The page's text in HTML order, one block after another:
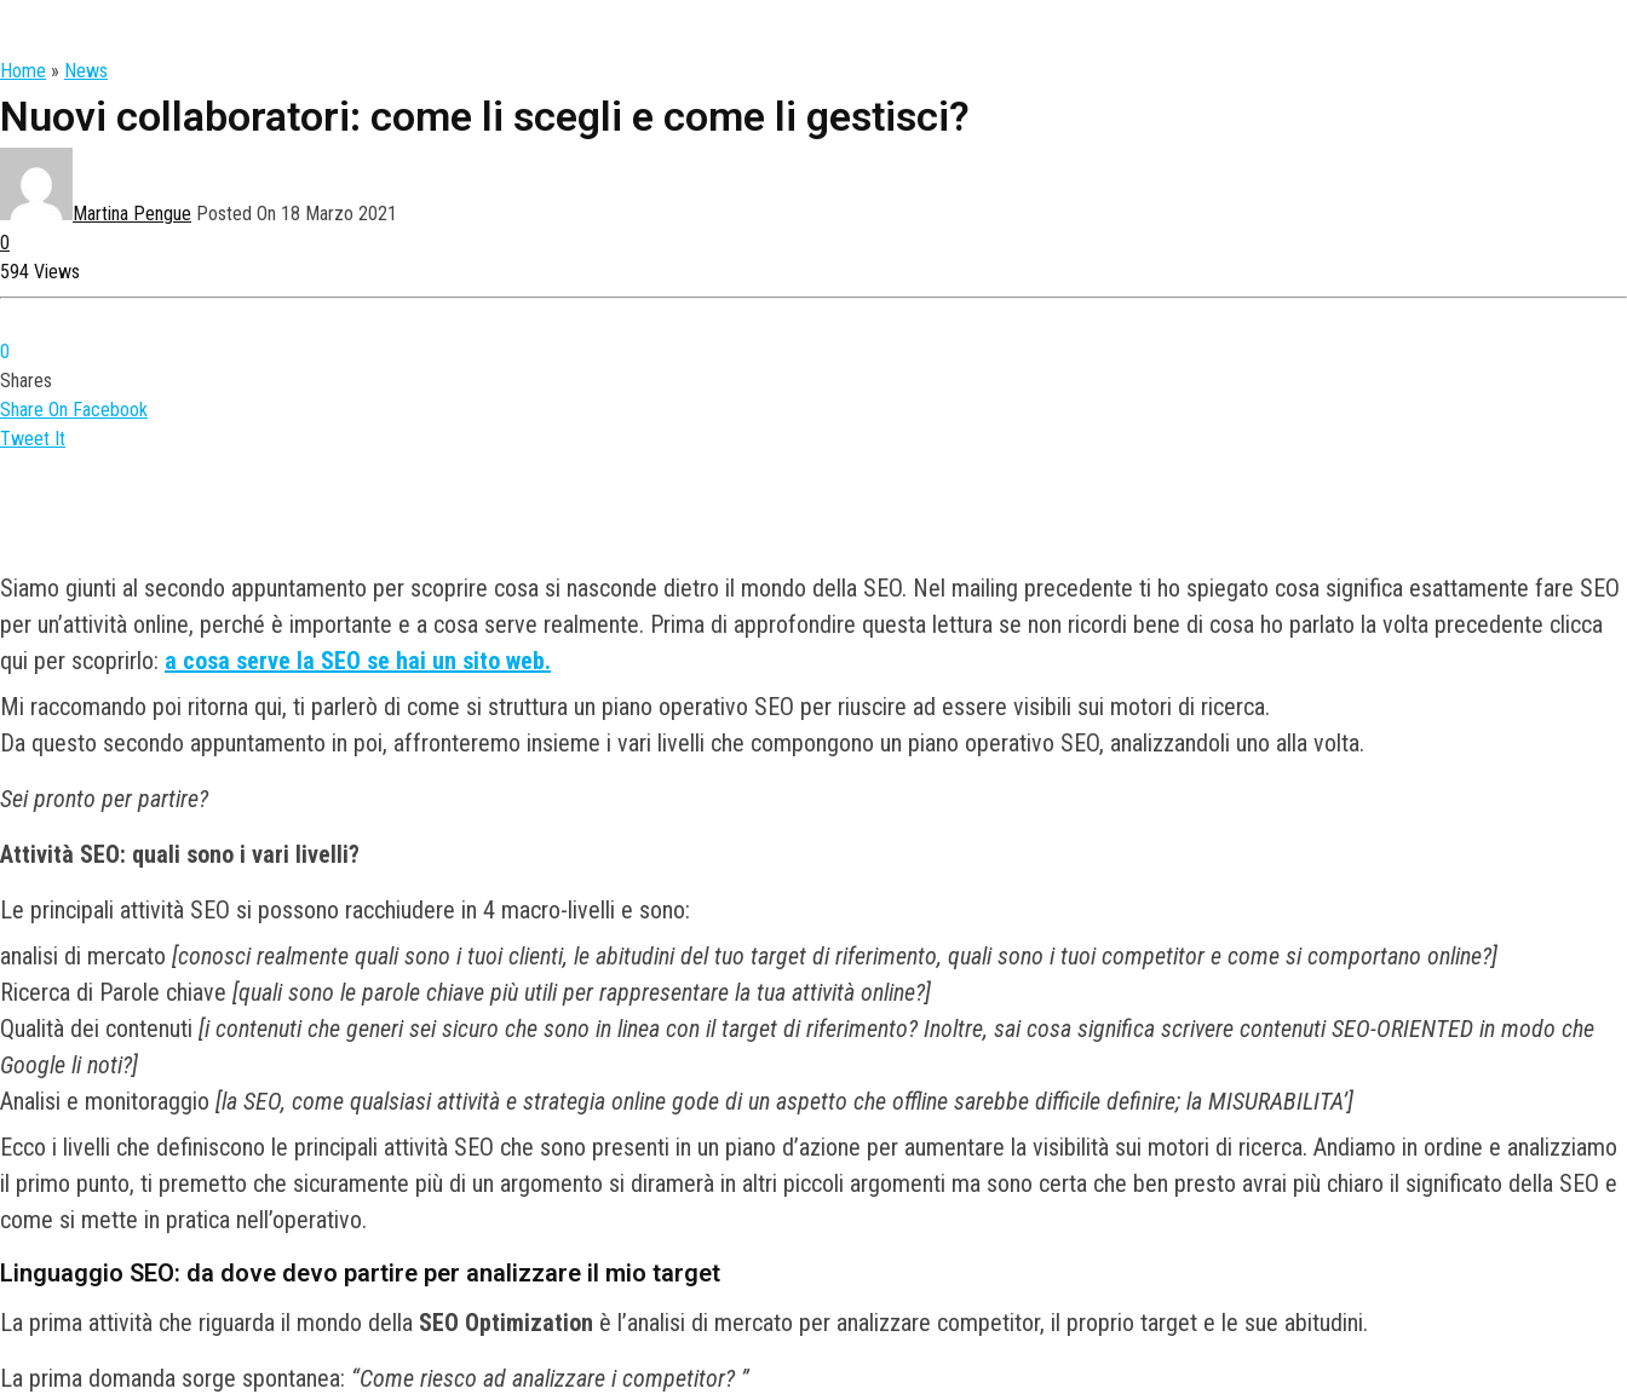
Home » News
Nuovi collaboratori: come li scegli e come li gestisci?
Martina Pengue Posted On 18 Marzo 2021
0
594 Views
0
Shares
Share On Facebook
Tweet It
Siamo giunti al secondo appuntamento per scoprire cosa si nasconde dietro il mondo della SEO. Nel mailing precedente ti ho spiegato cosa significa esattamente fare SEO
per un’attività online, perché è importante e a cosa serve realmente. Prima di approfondire questa lettura se non ricordi bene di cosa ho parlato la volta precedente clicca
qui per scoprirlo: a cosa serve la SEO se hai un sito web.
Mi raccomando poi ritorna qui, ti parlerò di come si struttura un piano operativo SEO per riuscire ad essere visibili sui motori di ricerca.
Da questo secondo appuntamento in poi, affronteremo insieme i vari livelli che compongono un piano operativo SEO, analizzandoli uno alla volta.
Sei pronto per partire?
Attività SEO: quali sono i vari livelli?
Le principali attività SEO si possono racchiudere in 4 macro-livelli e sono:
analisi di mercato [conosci realmente quali sono i tuoi clienti, le abitudini del tuo target di riferimento, quali sono i tuoi competitor e come si comportano online?]
Ricerca di Parole chiave [quali sono le parole chiave più utili per rappresentare la tua attività online?]
Qualità dei contenuti [i contenuti che generi sei sicuro che sono in linea con il target di riferimento? Inoltre, sai cosa significa scrivere contenuti SEO-ORIENTED in modo che
Google li noti?]
Analisi e monitoraggio [la SEO, come qualsiasi attività e strategia online gode di un aspetto che offline sarebbe difficile definire; la MISURABILITA’]
Ecco i livelli che definiscono le principali attività SEO che sono presenti in un piano d’azione per aumentare la visibilità sui motori di ricerca. Andiamo in ordine e analizziamo
il primo punto, ti premetto che sicuramente più di un argomento si diramerà in altri piccoli argomenti ma sono certa che ben presto avrai più chiaro il significato della SEO e
come si mette in pratica nell’operativo.
Linguaggio SEO: da dove devo partire per analizzare il mio target
La prima attività che riguarda il mondo della SEO Optimization è l’analisi di mercato per analizzare competitor, il proprio target e le sue abitudini.
La prima domanda sorge spontanea: “Come riesco ad analizzare i competitor? ”